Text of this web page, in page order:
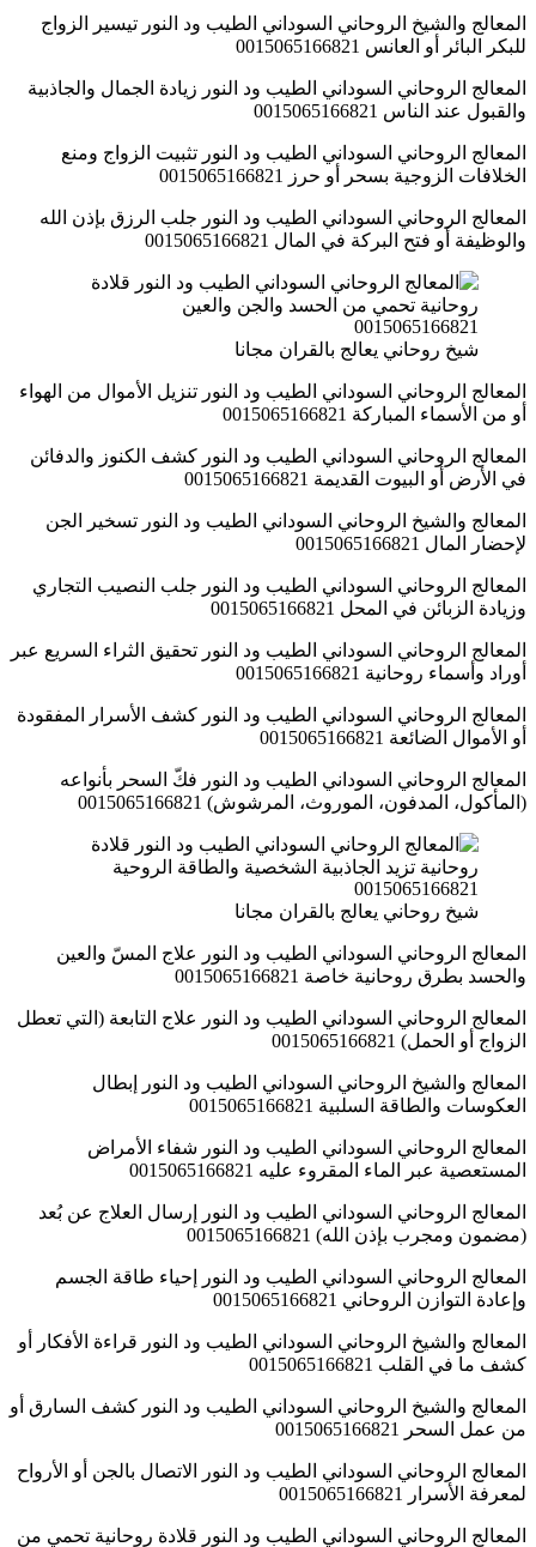
المعالج والشيخ الروحاني السوداني الطيب ود النور تيسير الزواج
للبكر البائر أو العانس 0015065166821
المعالج الروحاني السوداني الطيب ود النور زيادة الجمال والجاذبية
والقبول عند الناس 0015065166821
المعالج الروحاني السوداني الطيب ود النور تثبيت الزواج ومنع
الخلافات الزوجية بسحر أو حرز 0015065166821
المعالج الروحاني السوداني الطيب ود النور جلب الرزق بإذن الله
والوظيفة أو فتح البركة في المال 0015065166821
شيخ روحاني يعالج بالقران مجانا
المعالج الروحاني السوداني الطيب ود النور تنزيل الأموال من الهواء
أو من الأسماء المباركة 0015065166821
المعالج الروحاني السوداني الطيب ود النور كشف الكنوز والدفائن
في الأرض أو البيوت القديمة 0015065166821
المعالج والشيخ الروحاني السوداني الطيب ود النور تسخير الجن
لإحضار المال 0015065166821
المعالج الروحاني السوداني الطيب ود النور جلب النصيب التجاري
وزيادة الزبائن في المحل 0015065166821
المعالج الروحاني السوداني الطيب ود النور تحقيق الثراء السريع عبر
أوراد وأسماء روحانية 0015065166821
المعالج الروحاني السوداني الطيب ود النور كشف الأسرار المفقودة
أو الأموال الضائعة 0015065166821
المعالج الروحاني السوداني الطيب ود النور فكّ السحر بأنواعه
(المأكول، المدفون، الموروث، المرشوش) 0015065166821
شيخ روحاني يعالج بالقران مجانا
المعالج الروحاني السوداني الطيب ود النور علاج المسّ والعين
والحسد بطرق روحانية خاصة 0015065166821
المعالج الروحاني السوداني الطيب ود النور علاج التابعة (التي تعطل
الزواج أو الحمل) 0015065166821
المعالج والشيخ الروحاني السوداني الطيب ود النور إبطال
العكوسات والطاقة السلبية 0015065166821
المعالج الروحاني السوداني الطيب ود النور شفاء الأمراض
المستعصية عبر الماء المقروء عليه 0015065166821
المعالج الروحاني السوداني الطيب ود النور إرسال العلاج عن بُعد
(مضمون ومجرب بإذن الله) 0015065166821
المعالج الروحاني السوداني الطيب ود النور إحياء طاقة الجسم
وإعادة التوازن الروحاني 0015065166821
المعالج والشيخ الروحاني السوداني الطيب ود النور قراءة الأفكار أو
كشف ما في القلب 0015065166821
المعالج والشيخ الروحاني السوداني الطيب ود النور كشف السارق أو
من عمل السحر 0015065166821
المعالج الروحاني السوداني الطيب ود النور الاتصال بالجن أو الأرواح
لمعرفة الأسرار 0015065166821
المعالج الروحاني السوداني الطيب ود النور قلادة روحانية تحمي من